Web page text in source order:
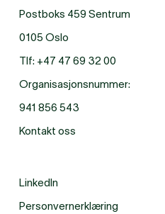
Postboks 459 Sentrum
0105 Oslo
Tlf: +47 47 69 32 00
Organisasjonsnummer:
941 856 543
Kontakt oss
LinkedIn
Personvernerklæring